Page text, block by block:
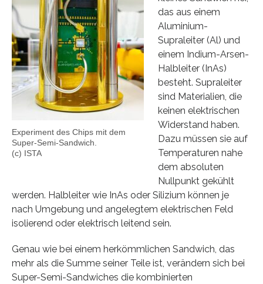
Experiment des Chips mit dem
Super-Semi-Sandwich.
(c) ISTA
das aus einem
Aluminium-
Supraleiter (Al) und
einem Indium-Arsen-
Halbleiter (InAs)
besteht. Supraleiter
sind Materialien, die
keinen elektrischen
Widerstand haben.
Dazu müssen sie auf
Temperaturen nahe
dem absoluten
Nullpunkt gekühlt
werden. Halbleiter wie InAs oder Silizium können je
nach Umgebung und angelegtem elektrischen Feld
isolierend oder elektrisch leitend sein.
Genau wie bei einem herkömmlichen Sandwich, das
mehr als die Summe seiner Teile ist, verändern sich bei
Super-Semi-Sandwiches die kombinierten